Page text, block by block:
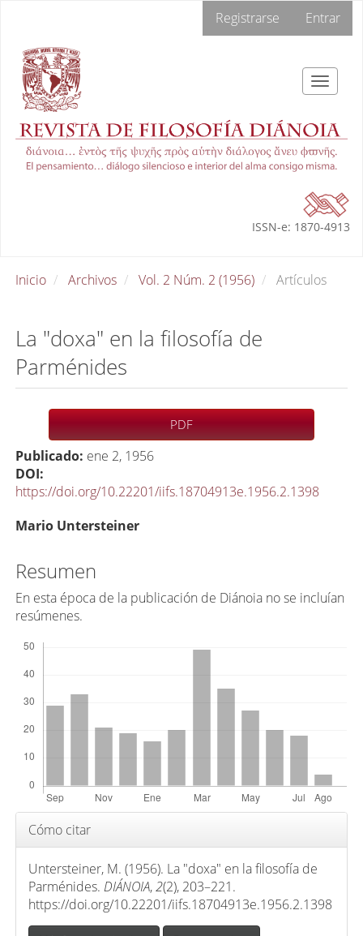
Contenido
principal
Barra
lateral
Registrarse Entrar
Toggle
ISSN-e: 1870-4913
Inicio Archivos Vol. 2 Núm. 2 (1956) Artículos
La "doxa" en la filosofía de
Parménides
Barra
lateral
del
artículo
PDF
Publicado: ene 2, 1956
DOI:
https://doi.org/10.22201/iifs.18704913e.1956.2.1398
C
n
t
e
d
o
i
p
Mario Untersteiner
Resumen
En esta época de la publicación de Diánoia no se incluían
resúmenes.
Detalles
del
artículo
Cómo citar
Untersteiner, M. (1956). La "doxa" en la filosofía de
Parménides. DIÁNOIA,2(2), 203–221.
https://doi.org/10.22201/iifs.18704913e.1956.2.1398